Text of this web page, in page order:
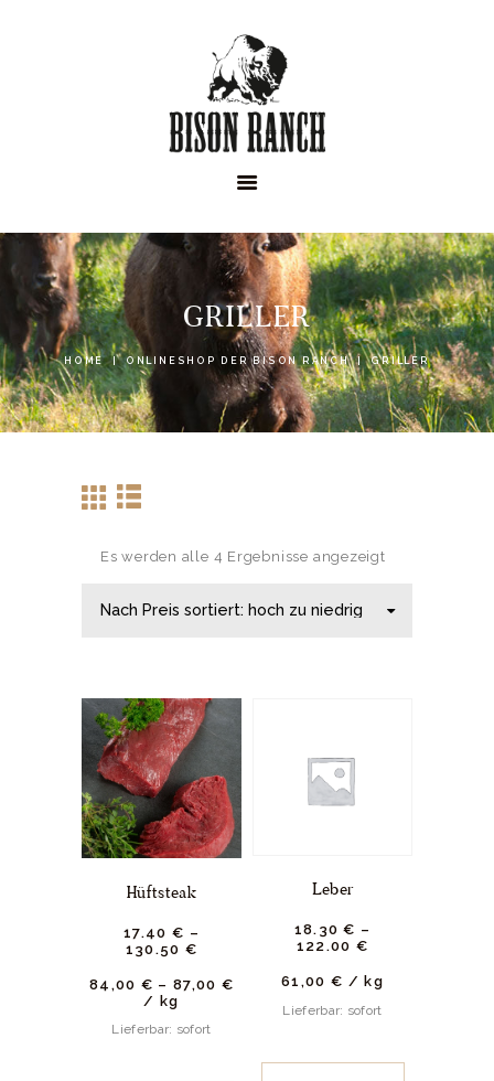
GRILLER
HOME ONLINESHOP DER BISON RANCH GRILLER
ONLINESHOP
NEWS
Es werden alle 4 Ergebnisse angezeigt
Hüftsteak
17. 40 € –
130. 50 €
84,00 € – 87,00 €
/ kg
Lieferbar: sofort
Leber
18. 30 € –
122.00 €
61,00 € / kg
Lieferbar: sofort